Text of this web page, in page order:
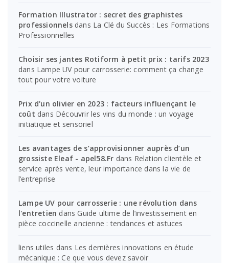
Formation Illustrator : secret des graphistes
professionnelsdans La Clé du Succès : Les Formations
Professionnelles
Choisir ses jantes Rotiform à petit prix : tarifs 2023
dans Lampe UV pour carrosserie: comment ça change
tout pour votre voiture
Prix d'un olivier en 2023 : facteurs influençant le
coût dans Découvrir les vins du monde : un voyage
initiatique et sensoriel
Les avantages de s’approvisionner auprès d’un
grossiste Eleaf - apel58.Fr dans Relation clientèle et
service après vente, leur importance dans la vie de
l’entreprise
Lampe UV pour carrosserie : une révolution dans
l'entretien dans Guide ultime de l’investissement en
pièce coccinelle ancienne : tendances et astuces
liens utiles dans Les dernières innovations en étude
mécanique : Ce que vous devez savoir